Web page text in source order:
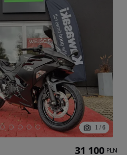
1 / 6
31 100 PLN